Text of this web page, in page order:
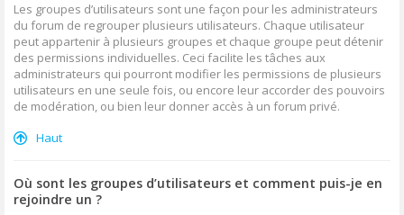
Les groupes d’utilisateurs sont une façon pour les administrateurs
du forum de regrouper plusieurs utilisateurs. Chaque utilisateur
peut appartenir à plusieurs groupes et chaque groupe peut détenir
des permissions individuelles. Ceci facilite les tâches aux
administrateurs qui pourront modifier les permissions de plusieurs
utilisateurs en une seule fois, ou encore leur accorder des pouvoirs
de modération, ou bien leur donner accès à un forum privé.
Haut
Où sont les groupes d’utilisateurs et comment puis-je en
rejoindre un ?